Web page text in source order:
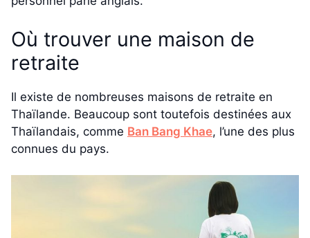
Où trouver une maison de
retraite
Il existe de nombreuses maisons de retraite en
Thaïlande. Beaucoup sont toutefois destinées aux
Thaïlandais, comme Ban Bang Khae, l’une des plus
connues du pays.